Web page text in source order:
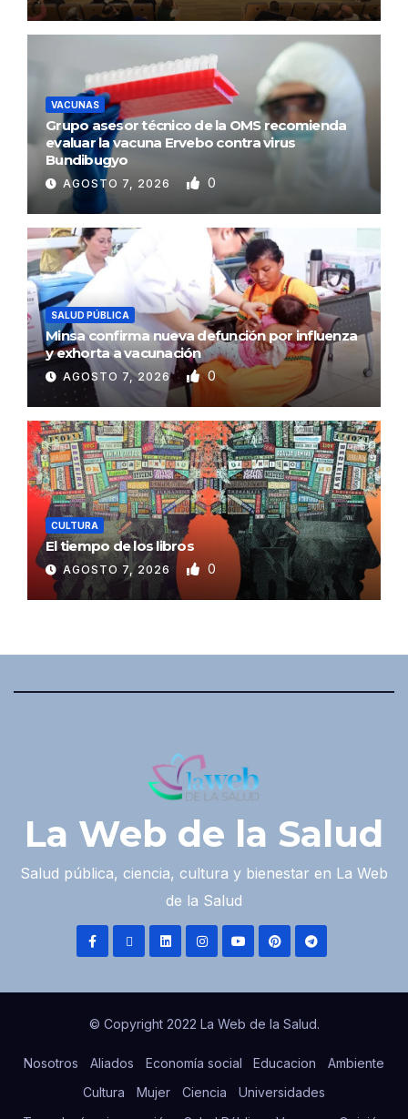
VACUNAS
Grupo asesor técnico de la OMS recomienda
evaluar la vacuna Ervebo contra virus
Bundibugyo
AGOSTO 7, 2026 0
SALUD PÚBLICA
Minsa confirma nueva defunción por influenza
y exhorta a vacunación
AGOSTO 7, 2026 0
CULTURA
El tiempo de los libros
AGOSTO 7, 2026 0
La Web de la Salud
Salud pública, ciencia, cultura y bienestar en La Web
de la Salud
© Copyright 2022 La Web de la Salud.
Nosotros Aliados Economía social Educacion
Ambiente
Cultura
Mujer Ciencia
Universidades